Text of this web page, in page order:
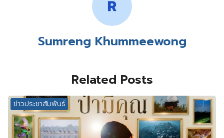
Sumreng Khummeewong
Related Posts
ข่าวประชาสัมพันธ์